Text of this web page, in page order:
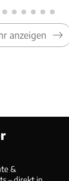
anzeigen
&